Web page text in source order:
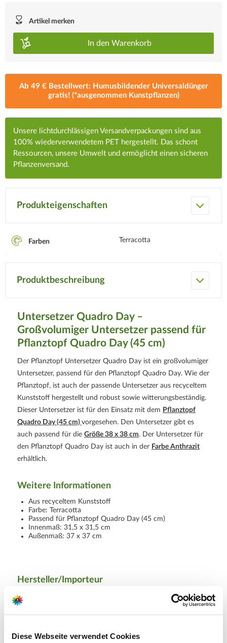
Diese Webseite verwendet Cookies
Artikel merken
In den Warenkorb
Ab 49 € Bestellwert: Humusbildender Universaldünger
gratis! (*ausgenommen Kunstpflanzen)
Unsere lichtdurchlässigen Versandverpackungen sind aus
100% wiederverwendetem PET hergestellt. Das schont
Ressourcen, unsere Umwelt und ermöglicht einen sicheren
Pflanzenversand.
Produkteigenschaften
Farben Terracotta
Produktbeschreibung
Untersetzer Quadro Day –
Großvolumiger Untersetzer passend für
Pflanztopf Quadro Day (45 cm)
Der Pflanztopf Untersetzer Quadro Day ist ein großvolumiger
Untersetzer, passend für den Pflanztopf Quadro Day. Wie der
Pflanztopf, ist auch der passende Untersetzer aus recyceltem
Kunststoff hergestellt und robust sowie witterungsbeständig.
Dieser Untersetzer ist für den Einsatz mit dem Pflanztopf
Quadro Day (45 cm) vorgesehen. Den Untersetzer gibt es
auch passend für die Größe 38 x 38 cm. Der Untersetzer für
den Pflanztopf Quadro Day ist auch in der Farbe Anthrazit
erhältlich.
Weitere Informationen
Aus recyceltem Kunststoff
Farbe: Terracotta
Passend für Pflanztopf Quadro Day (45 cm)
Innenmaß: 31,5 x 31,5 cm
Außenmaß: 37 x 37 cm
Hersteller/Importeur
Nuova Deroma S.p.A